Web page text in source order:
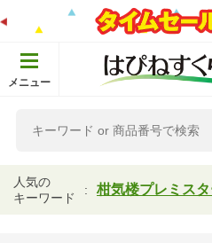
メニュー
人気の
キーワード
柑気楼プレミス